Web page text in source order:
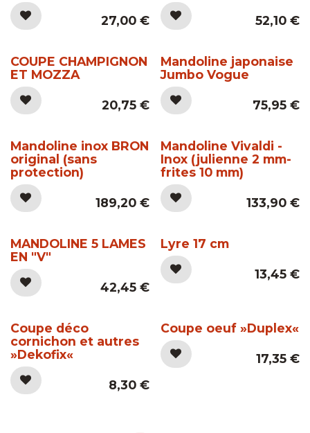
27,00€ 52,10€
COUPE CHAMPIGNON
ET MOZZA
20,75€
Mandoline japonaise
Jumbo Vogue
75,95€
Mandoline inox BRON
original (sans
protection)
189,20€
Mandoline Vivaldi -
Inox (julienne 2 mm-
frites 10 mm)
133,90€
MANDOLINE 5 LAMES
EN "V"
42,45€
Lyre 17 cm
13,45€
Coupe déco
cornichon et autres
»Dekofix«
8,30€
Coupe oeuf »Duplex«
17,35€